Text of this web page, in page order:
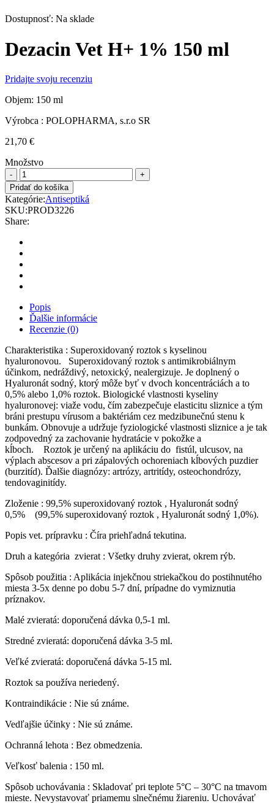
Dostupnosť: Na sklade
Dezacin Vet H+ 1% 150 ml
Pridajte svoju recenziu
Objem: 150 ml
Výrobca : POLOPHARMA, s.r.o SR
21,70 €
Množstvo
Dezacin
Vet
H+
1%
150
ml
quantity
Pridať do košíka
Kategórie:Antiseptiká
SKU:PROD3226
Share:
Popis
Ďalšie informácie
Recenzie (0)
Charakteristika : Superoxidovaný roztok s kyselinou
hyaluronovou. Superoxidovaný roztok s antimikrobiálnym
účinkom, nedráždivý, netoxický, nealergizuje. Je doplnený o
Hyaluronát sodný, ktorý môže byť v dvoch koncentráciách a to
0,5% alebo 1,0% roztok. Biologické vlastnosti kyseliny
hyaluronovej: viaže vodu, čím zabezpečuje elasticitu sliznice a tým
bráni prestupu vírusom a baktériám cez medzibunečnú stenu k
bunkám. Obnovuje a udržuje fyziologické vlastnosti sliznice a je tak
zodpovedný za zachovanie hydratácie v pokožke a
kĺboch. Roztok je určený na aplikáciu do fistúl, ulcusov, na
výplach abscesov a pri zápalových ochoreniach kĺbových puzdier
(burzitíd). Ďalšie diagnózy: artrózy, artritídy, osteochondrózy,
tendovaginitídy.
Zloženie : 99,5% superoxidovaný roztok , Hyaluronát sodný
0,5% (99,5% superoxidovaný roztok , Hyaluronát sodný 1,0%).
Popis vet. prípravku : Číra priehľadná tekutina.
Druh a kategória zvierat : Všetky druhy zvierat, okrem rýb.
Spôsob použitia : Aplikácia injekčnou striekačkou do postihnutého
miesta 3-5x denne po dobu 5-7 dní, prípadne do vymiznutia
príznakov.
Malé zvieratá: doporučená dávka 0,5-1 ml.
Stredné zvieratá: doporučená dávka 3-5 ml.
Veľké zvieratá: doporučená dávka 5-15 ml.
Roztok sa používa neriedený.
Kontraindikácie : Nie sú známe.
Vedľajšie účinky : Nie sú známe.
Ochranná lehota : Bez obmedzenia.
Veľkosť balenia : 150 ml.
Spôsob uchovávania : Skladovať pri teplote 5°C – 30°C na tmavom
mieste. Nevystavovať priamemu slnečnému žiareniu. Uchovávať